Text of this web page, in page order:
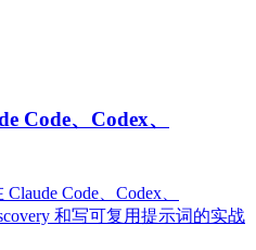
Code、Codex、
Code、Codex、
和写可复用提示词的实战